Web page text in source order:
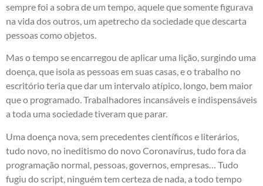
sempre foi a sobra de um tempo, aquele que somente figurava
na vida dos outros, um apetrecho da sociedade que descarta
pessoas como objetos.
Mas o tempo se encarregou de aplicar uma lição, surgindo uma
doença, que isola as pessoas em suas casas, e o trabalho no
escritório teria que dar um intervalo atípico, longo, bem maior
que o programado. Trabalhadores incansáveis e indispensáveis
a toda uma sociedade tiveram que parar.
Uma doença nova, sem precedentes científicos e literários,
tudo novo, no ineditismo do novo Coronavírus, tudo fora da
programação normal, pessoas, governos, empresas… Tudo
fugiu do script, ninguém tem certeza de nada, a todo tempo